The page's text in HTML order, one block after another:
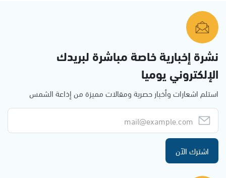
نشرة إخبارية خاصة مباشرة لبريدك
الإلكتروني يوميا
استلم اشعارات وأخبار حصرية ومقالات مميزة من إذاعة الشمس
اشترك الآن